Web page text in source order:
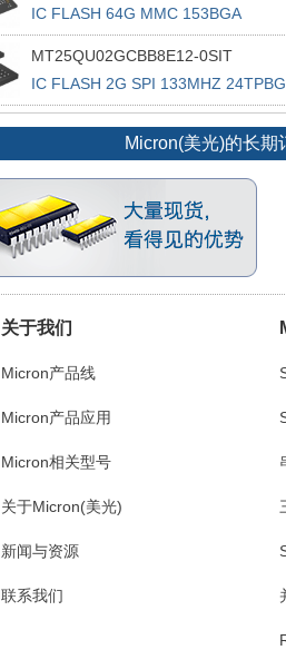
IC FLASH 64G MMC 153BGA
MT25QU02GCBB8E12-0SIT
IC FLASH 2G SPI 133MHZ
Micron(美光)的长
关于我们
Micron产品线
Micron产品应用
Micron相关型号
关于Micron(美光)
新闻与资源
联系我们